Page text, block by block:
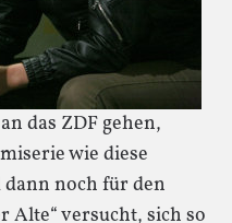
das ZDF gehen,
wie diese
noch für den
Alte“ versucht, sich so